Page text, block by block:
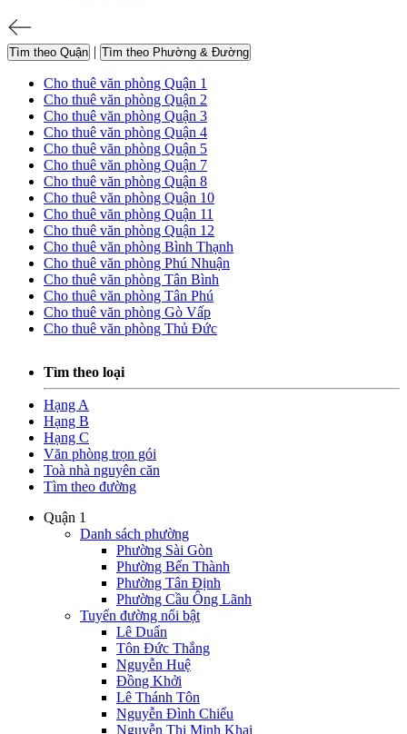
Tìm theo Quận | Tìm theo Phường & Đường
Cho thuê văn phòng Quận 1
Cho thuê văn phòng Quận 2
Cho thuê văn phòng Quận 3
Cho thuê văn phòng Quận 4
Cho thuê văn phòng Quận 5
Cho thuê văn phòng Quận 7
Cho thuê văn phòng Quận 8
Cho thuê văn phòng Quận 10
Cho thuê văn phòng Quận 11
Cho thuê văn phòng Quận 12
Cho thuê văn phòng Bình Thạnh
Cho thuê văn phòng Phú Nhuận
Cho thuê văn phòng Tân Bình
Cho thuê văn phòng Tân Phú
Cho thuê văn phòng Gò Vấp
Cho thuê văn phòng Thủ Đức
Tìm theo loại
Hạng A
Hạng B
Hạng C
Văn phòng trọn gói
Toà nhà nguyên căn
Tìm theo đường
Quận 1
Danh sách phường
Phường Sài Gòn
Phường Bến Thành
Phường Tân Định
Phường Cầu Ông Lãnh
Tuyến đường nổi bật
Lê Duẩn
Tôn Đức Thắng
Nguyễn Huệ
Đồng Khởi
Lê Thánh Tôn
Nguyễn Đình Chiểu
Nguyễn Thị Minh Khai